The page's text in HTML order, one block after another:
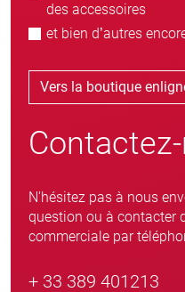
des accessoires
et bien d’autres
Vers la boutique
N'hésitez pas à nous
question ou à contacter
commerciale par
+ 33 389 401213